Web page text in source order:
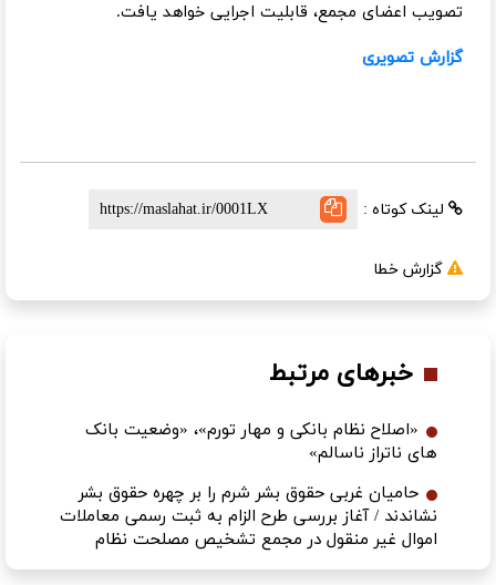
تصویب اعضای مجمع، قابلیت اجرایی خواهد یافت.
گزارش تصویری
لینک کوتاه :
گزارش خطا
خبرهای مرتبط
«اصلاح نظام بانکی و مهار تورم»، «وضعیت بانک
های ناتراز ناسالم»
حامیان غربی حقوق بشر شرم را بر چهره حقوق بشر
نشاندند / آغاز بررسی طرح الزام به ثبت رسمی معاملات
اموال غیر منقول در مجمع تشخیص مصلحت نظام